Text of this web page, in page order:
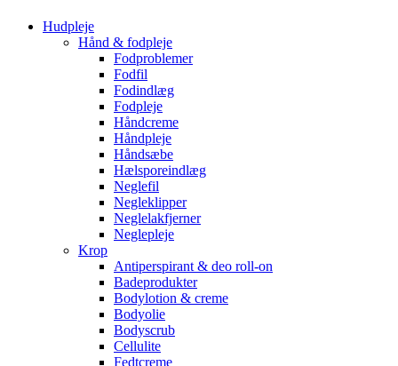
Hudpleje
Hånd & fodpleje
Fodproblemer
Fodfil
Fodindlæg
Fodpleje
Håndcreme
Håndpleje
Håndsæbe
Hælsporeindlæg
Neglefil
Negleklipper
Neglelakfjerner
Neglepleje
Krop
Antiperspirant & deo roll-on
Badeprodukter
Bodylotion & creme
Bodyolie
Bodyscrub
Cellulite
Fedtcreme